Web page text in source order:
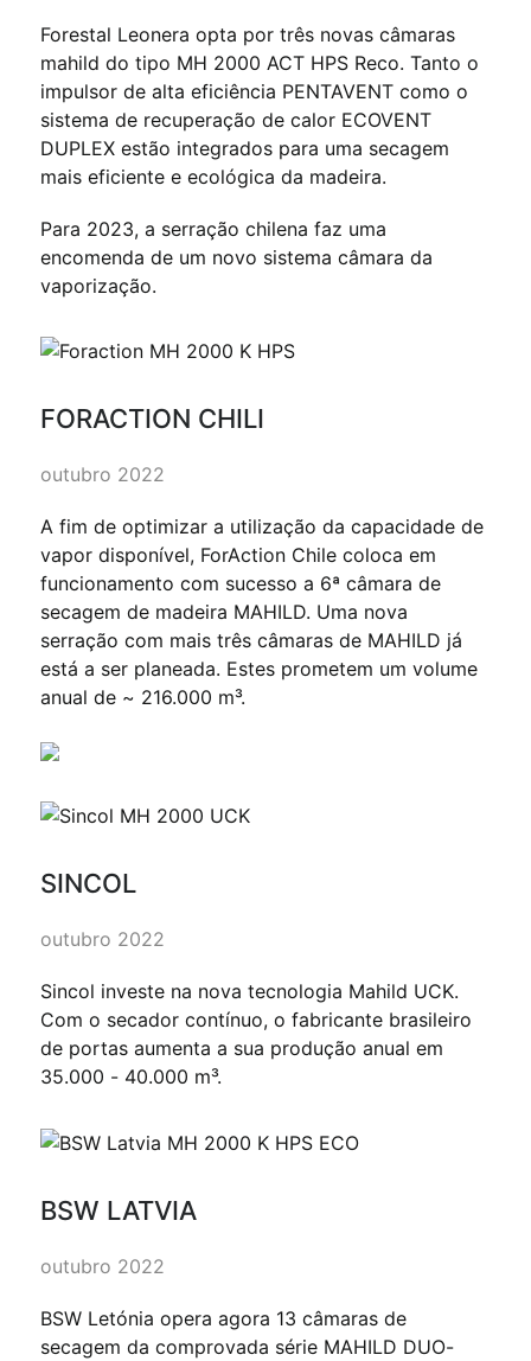
Forestal Leonera opta por três novas câmaras
mahild do tipo MH 2000 ACT HPS Reco. Tanto o
impulsor de alta eficiência PENTAVENT como o
sistema de recuperação de calor ECOVENT
DUPLEX estão integrados para uma secagem
mais eficiente e ecológica da madeira.
Para 2023, a serração chilena faz uma
encomenda de um novo sistema câmara da
vaporização.
FORACTION CHILI
outubro 2022
A fim de optimizar a utilização da capacidade de
vapor disponível, ForAction Chile coloca em
funcionamento com sucesso a 6ª câmara de
secagem de madeira MAHILD. Uma nova
serração com mais três câmaras de MAHILD já
está a ser planeada. Estes prometem um volume
anual de ~ 216.000 m³.
SINCOL
outubro 2022
Sincol investe na nova tecnologia Mahild UCK.
Com o secador contínuo, o fabricante brasileiro
de portas aumenta a sua produção anual em
35.000 - 40.000 m³.
BSW LATVIA
outubro 2022
BSW Letónia opera agora 13 câmaras de
secagem da comprovada série MAHILD DUO-